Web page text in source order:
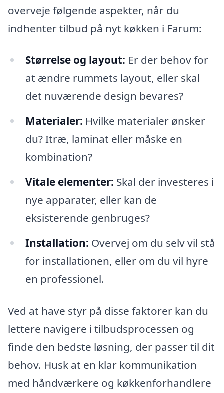
overveje følgende aspekter, når du
indhenter tilbud på nyt køkken i Farum:
Størrelse og layout: Er der behov for
at ændre rummets layout, eller skal
det nuværende design bevares?
Materialer: Hvilke materialer ønsker
du? Itræ, laminat eller måske en
kombination?
Vitale elementer: Skal der investeres i
nye apparater, eller kan de
eksisterende genbruges?
Installation: Overvej om du selv vil stå
for installationen, eller om du vil hyre
en professionel.
Ved at have styr på disse faktorer kan du
lettere navigere i tilbudsprocessen og
finde den bedste løsning, der passer til dit
behov. Husk at en klar kommunikation
med håndværkere og køkkenforhandlere